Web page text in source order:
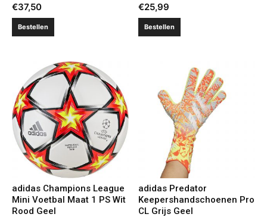
€37,50
Bestellen
€25,99
Bestellen
adidas Champions League
Mini Voetbal Maat 1 PS Wit
Rood Geel
adidas Predator
Keepershandschoenen Pro
CL Grijs Geel